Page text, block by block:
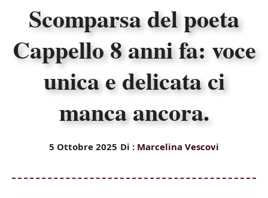
Scomparsa del poeta
Cappello 8 anni fa: voce
unica e delicata ci
manca ancora.
5 Ottobre 2025 Di : Marcelina Vescovi